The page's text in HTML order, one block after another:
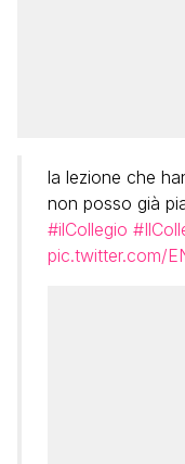
la lezione che
non posso già
#ilCollegio
pic.twitter.com/